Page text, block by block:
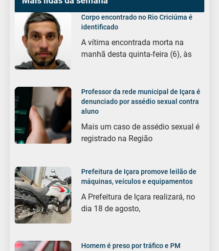
Corpo encontrado no Rio Criciúma é
identificado
A vítima encontrada morta na
manhã desta quinta-feira (6), às
Professor da rede municipal de Içara é
denunciado por assédio sexual contra
aluno
Mais um caso de assédio sexual é
registrado na Região
Prefeitura de Içara promove leilão de
máquinas, veículos e equipamentos
A Prefeitura de Içara realizará, no
dia 18 de agosto,
Homem é preso por tráfico e PM